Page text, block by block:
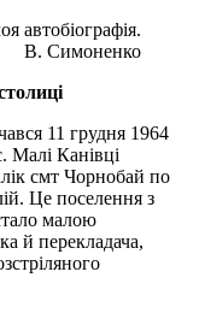
автобіографія.
В. Симоненко
11 грудня 1964
Малі Канівці
смт Чорнобай по
Це поселення з
малою
й перекладача,